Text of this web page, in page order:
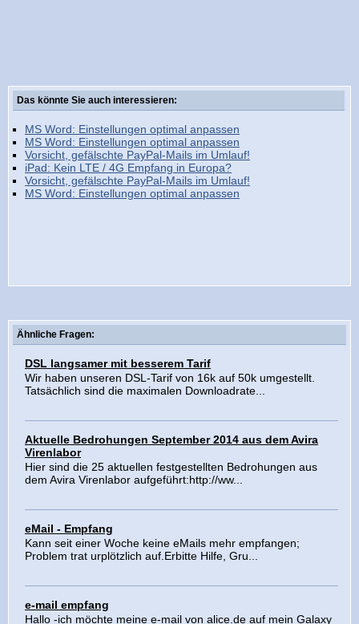
Das könnte Sie auch interessieren:
MS Word: Einstellungen optimal anpassen
MS Word: Einstellungen optimal anpassen
Vorsicht, gefälschte PayPal-Mails im Umlauf!
iPad: Kein LTE / 4G Empfang in Europa?
Vorsicht, gefälschte PayPal-Mails im Umlauf!
MS Word: Einstellungen optimal anpassen
Ähnliche Fragen:
DSL langsamer mit besserem Tarif
Wir haben unseren DSL-Tarif von 16k auf 50k umgestellt.
Tatsächlich sind die maximalen Downloadrate...
Aktuelle Bedrohungen September 2014 aus dem Avira
Virenlabor
Hier sind die 25 aktuellen festgestellten Bedrohungen aus
dem Avira Virenlabor aufgeführt:http://ww...
eMail - Empfang
Kann seit einer Woche keine eMails mehr empfangen;
Problem trat urplötzlich auf.Erbitte Hilfe, Gru...
e-mail empfang
Hallo -ich möchte meine e-mail von alice.de auf mein Galaxy